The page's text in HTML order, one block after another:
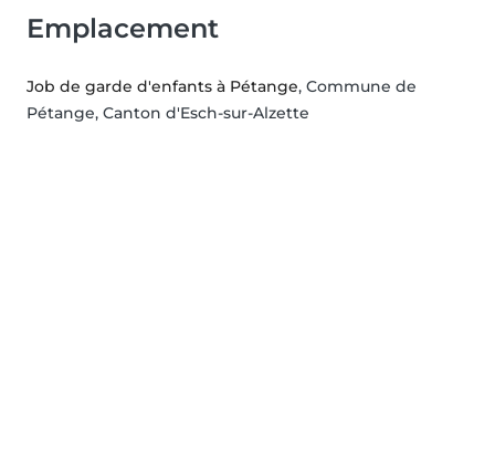
Emplacement
Job de garde d'enfants à Pétange, Commune de
Pétange, Canton d'Esch-sur-Alzette